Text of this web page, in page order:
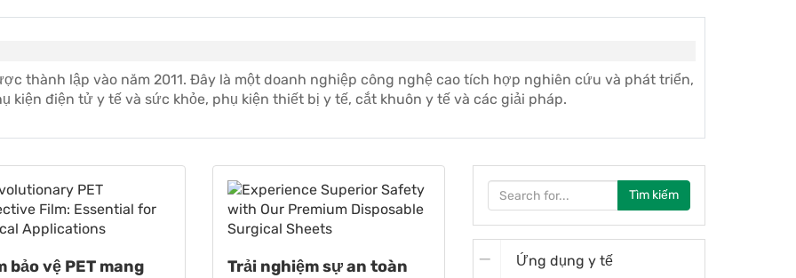
thành lập vào năm 2011. Đây là một doanh nghiệp công nghệ cao tích hợp nghiên cứu và phát triển,
kiện điện tử y tế và sức khỏe, phụ kiện thiết bị y tế, cắt khuôn y tế và các giải pháp.
bảo vệ PET mang
Trải nghiệm sự an toàn
Tìm kiếm
Ứng dụng y tế